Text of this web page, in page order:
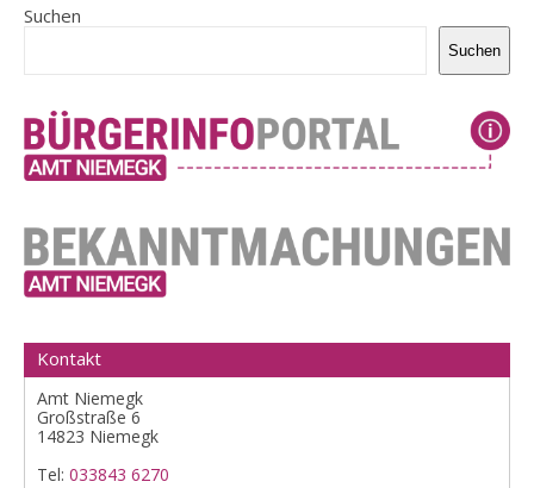
Suchen
Suchen
Kontakt
Amt Niemegk
Großstraße 6
14823 Niemegk
Tel: 033843 6270